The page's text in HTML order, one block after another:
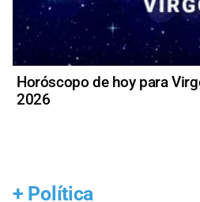
Horóscopo de hoy para
2026
+ Política